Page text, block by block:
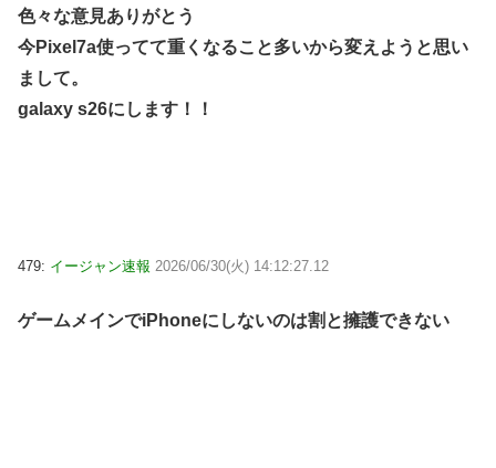
色々な意見ありがとう
今Pixel7a使ってて重くなること多いから変えようと思い
まして。
galaxy s26にします！！
479: イージャン速報 2026/06/30(火) 14:12:27.12
ゲームメインでiPhoneにしないのは割と擁護できない